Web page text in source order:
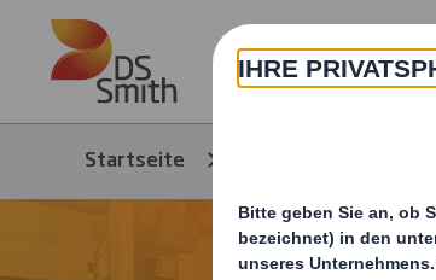
Skip to main content
Startseite